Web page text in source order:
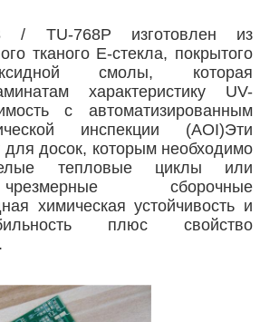
/ TU-768P изготовлен из
тканого E-стекла, покрытого
смолы, которая
характеристику UV-
с автоматизированным
инспекции (AOI)Эти
для досок, которым необходимо
тепловые циклы или
сборочные
химическая устойчивость и
плюс свойство